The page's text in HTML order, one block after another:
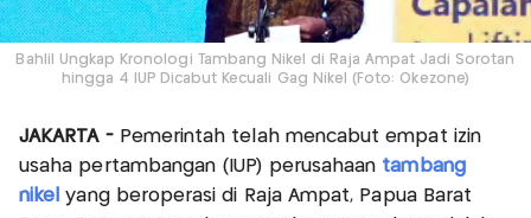
Bahlil Ungkap Kronologi Tambang Nikel di Raja Ampat Jadi Sorotan
hingga 4 IUP Dicabut Kecuali Gag Nikel (Foto: Okezone)
JAKARTA -Pemerintah telah mencabut empat izin
usaha pertambangan (IUP) perusahaan tambang
nikel yang beroperasi di Raja Ampat, Papua Barat